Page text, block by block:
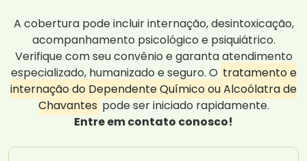
A cobertura pode incluir internação, desintoxicação,
acompanhamento psicológico e psiquiátrico.
Verifique com seu convênio e garanta atendimento
especializado, humanizado e seguro. O tratamento e
internação do Dependente Químico ou Alcoólatra de
Chavantes pode ser iniciado rapidamente.
Entre em contato conosco!